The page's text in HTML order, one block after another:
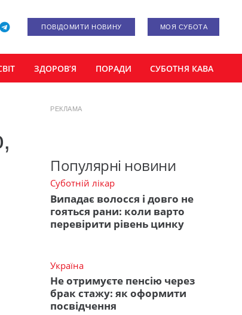
ПОВІДОМИТИ НОВИНУ МОЯ СУБОТА
ЗДОРОВ’Я ПОРАДИ СУБОТНЯ КАВА
РЕКЛАМА
Популярні новини
Суботній лікар
Випадає волосся і довго не
гояться рани: коли варто
перевірити рівень цинку
Україна
Не отримуєте пенсію через
брак стажу: як оформити
посвідчення